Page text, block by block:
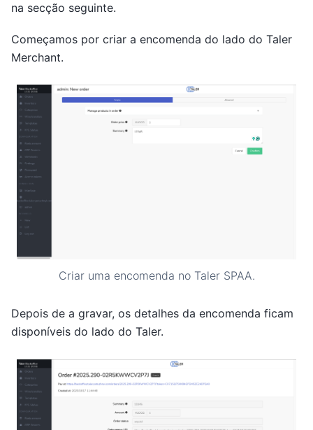
na secção seguinte.
Começamos por criar a encomenda do lado do Taler
Merchant.
Criar uma encomenda no Taler SPAA.
Depois de a gravar, os detalhes da encomenda ficam
disponíveis do lado do Taler.